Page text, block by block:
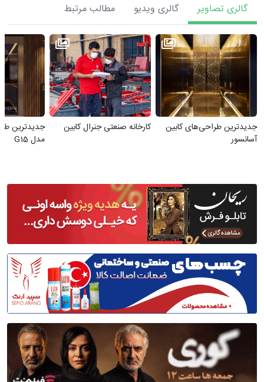
گالری تصاویر گالری ویدیو مطالب مرتبط
جدیدترین طراحی‌های کابین
آسانسور
کارخانه صنعتی جنرال کابین
جدیدترین
مدل G15